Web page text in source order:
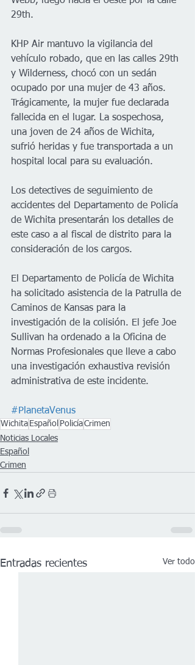
29th.
KHP Air mantuvo la vigilancia del
vehículo robado, que en las calles 29th
y Wilderness, chocó con un sedán
ocupado por una mujer de 43 años.
Trágicamente, la mujer fue declarada
fallecida en el lugar. La sospechosa,
una joven de 24 años de Wichita,
sufrió heridas y fue transportada a un
hospital local para su evaluación.
Los detectives de seguimiento de
accidentes del Departamento de Policía
de Wichita presentarán los detalles de
este caso a al fiscal de distrito para la
consideración de los cargos.
El Departamento de Policía de Wichita
ha solicitado asistencia de la Patrulla de
Caminos de Kansas para la
investigación de la colisión. El jefe Joe
Sullivan ha ordenado a la Oficina de
Normas Profesionales que lleve a cabo
una investigación exhaustiva revisión
administrativa de este incidente.
#PlanetaVenus
Wichita Español PolicíaCrimen
Noticias Locales
Español
Crimen
Entradas recientes Ver todo